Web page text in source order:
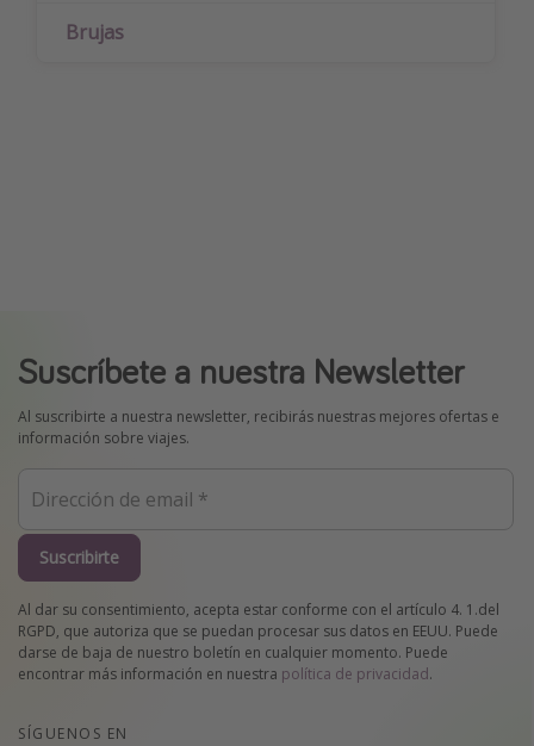
Brujas
Suscríbete a nuestra Newsletter
Al suscribirte a nuestra newsletter, recibirás nuestras mejores ofertas e
información sobre viajes.
Suscribirte
Al dar su consentimiento, acepta estar conforme con el artículo 4. 1.del
RGPD, que autoriza que se puedan procesar sus datos en EEUU. Puede
darse de baja de nuestro boletín en cualquier momento. Puede
encontrar más información en nuestra política de privacidad.
SÍGUENOS EN